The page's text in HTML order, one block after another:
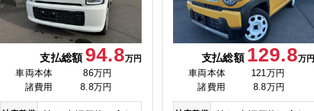
支払総額 94.8万円
車両本体
86万円
諸費用
8.8万円
支払総額 129.8万円
車両本体
121万円
諸費用
8.8万円